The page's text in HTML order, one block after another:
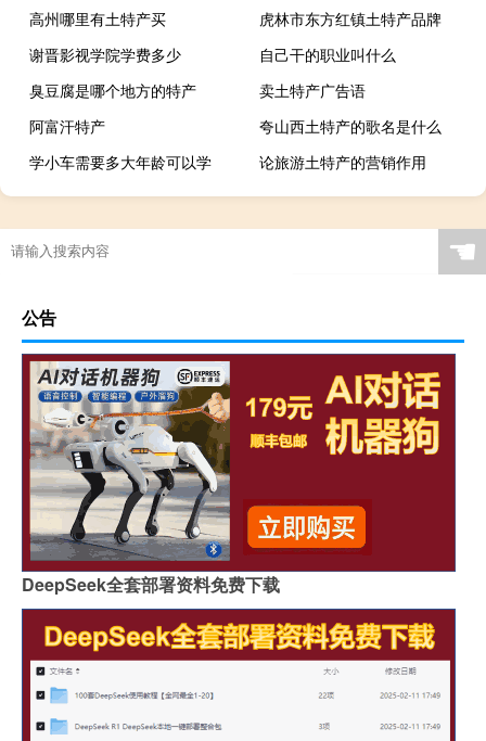
高州哪里有土特产买
虎林市东方红镇土特产品牌
谢晋影视学院学费多少
自己干的职业叫什么
臭豆腐是哪个地方的特产
卖土特产广告语
阿富汗特产
夸山西土特产的歌名是什么
学小车需要多大年龄可以学
论旅游土特产的营销作用
☚
公告
DeepSeek全套部署资料免费下载